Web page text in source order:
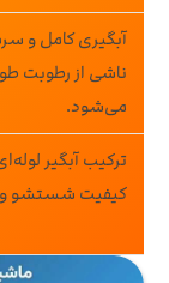
آبگیری کامل و
ناشی از رطوبت
می‌شود.
ترکیب آبگیر
کیفیت شستشو و